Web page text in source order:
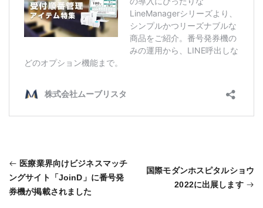
医療業界向けビジネスマッチ
ングサイト「JoinD」に番号発
券機が掲載されました
国際モダンホスピタルショウ
2022に出展します